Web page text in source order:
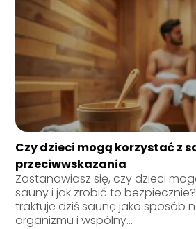
Czy dzieci mogą korzystać z
przeciwwskazania
Zastanawiasz się, czy dzieci
sauny i jak zrobić to
traktuje dziś saunę jako sposób
organizmu i wspólny...